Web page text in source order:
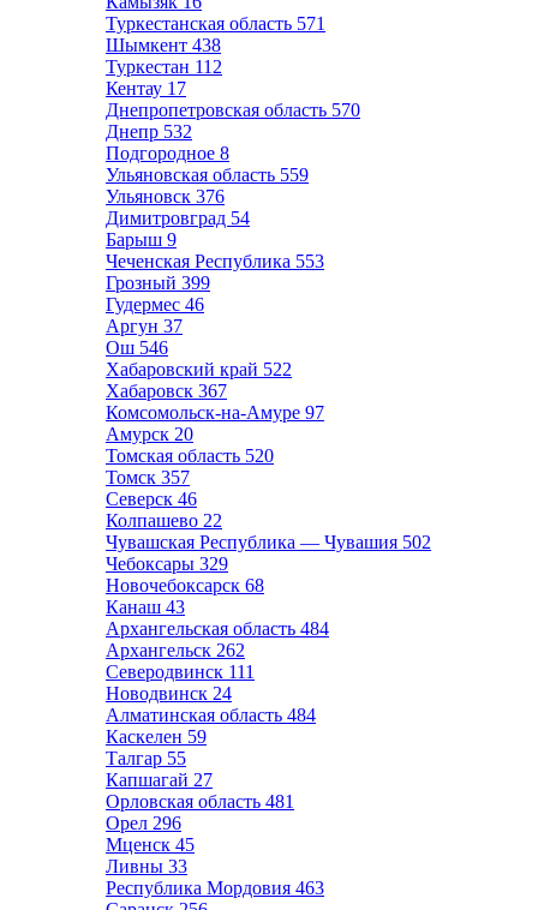
Туркестанская область 571
Шымкент 438
Туркестан 112
Кентау 17
Днепропетровская область 570
Днепр 532
Подгородное 8
Ульяновская область 559
Ульяновск 376
Димитровград 54
Барыш 9
Чеченская Республика 553
Грозный 399
Гудермес 46
Аргун 37
Ош 546
Хабаровский край 522
Хабаровск 367
Комсомольск-на-Амуре 97
Амурск 20
Томская область 520
Томск 357
Северск 46
Колпашево 22
Чувашская Республика — Чувашия 502
Чебоксары 329
Новочебоксарск 68
Канаш 43
Архангельская область 484
Архангельск 262
Северодвинск 111
Новодвинск 24
Алматинская область 484
Каскелен 59
Талгар 55
Капшагай 27
Орловская область 481
Орел 296
Мценск 45
Ливны 33
Республика Мордовия 463